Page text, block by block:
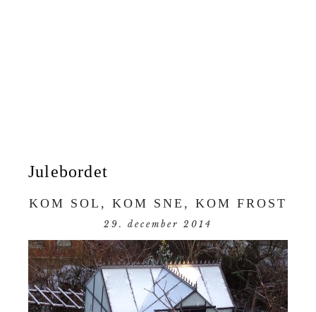
Julebordet
KOM SOL, KOM SNE, KOM FROST
29. december 2014